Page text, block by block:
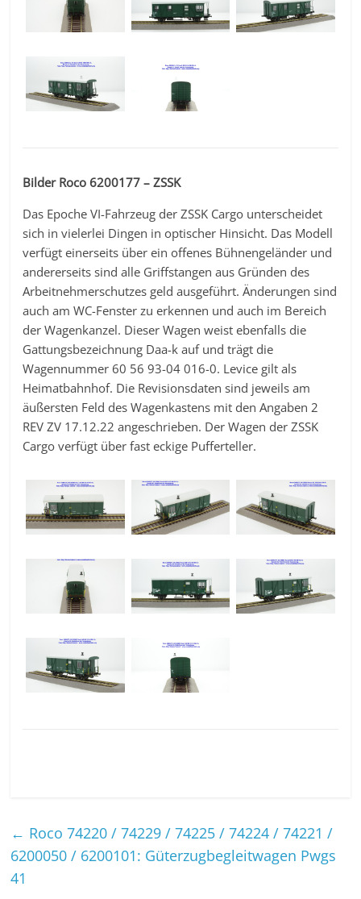
Bilder Roco 6200177 – ZSSK
Das Epoche VI-Fahrzeug der ZSSK Cargo unterscheidet
sich in vielerlei Dingen in optischer Hinsicht. Das Modell
verfügt einerseits über ein offenes Bühnengeländer und
andererseits sind alle Griffstangen aus Gründen des
Arbeitnehmerschutzes geld ausgeführt. Änderungen sind
auch am WC-Fenster zu erkennen und auch im Bereich
der Wagenkanzel. Dieser Wagen weist ebenfalls die
Gattungsbezeichnung Daa-k auf und trägt die
Wagennummer 60 56 93-04 016-0. Levice gilt als
Heimatbahnhof. Die Revisionsdaten sind jeweils am
äußersten Feld des Wagenkastens mit den Angaben 2
REV ZV 17.12.22 angeschrieben. Der Wagen der ZSSK
Cargo verfügt über fast eckige Pufferteller.
← Roco 74220 / 74229 / 74225 / 74224 / 74221 /
6200050 / 6200101: Güterzugbegleitwagen Pwgs
41